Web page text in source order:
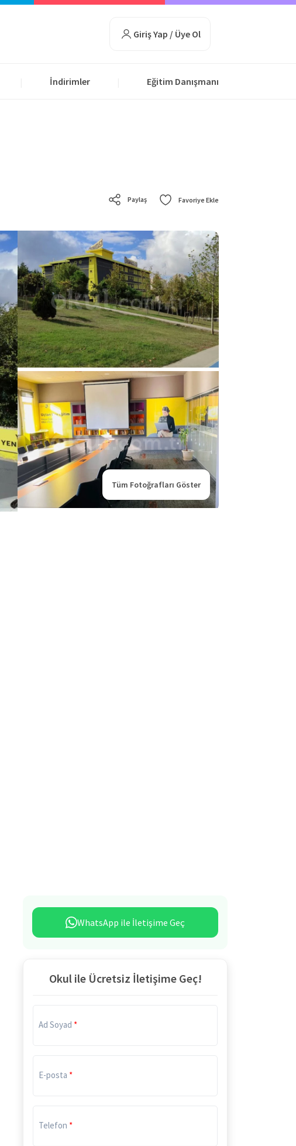
Giriş Yap / Üye Ol
İndirimler Eğitim Danışmanı
Favoriye Ekle
Paylaş
Tüm Fotoğrafları Göster
WhatsApp ile İletişime Geç
Okul ile Ücretsiz İletişime Geç!
Ad Soyad
E-posta
Telefon